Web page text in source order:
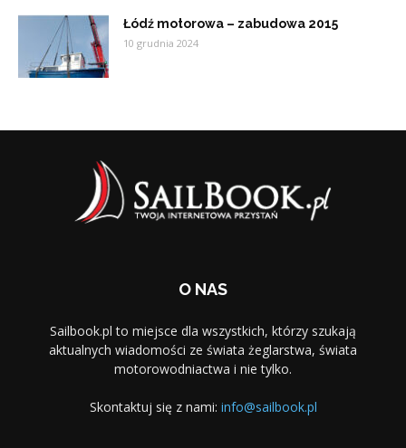
Łódź motorowa – zabudowa 2015
10 grudnia 2024
O NAS
Sailbook.pl to miejsce dla wszystkich, którzy szukają
aktualnych wiadomości ze świata żeglarstwa, świata
motorowodniactwa i nie tylko.
Skontaktuj się z nami: info@sailbook.pl